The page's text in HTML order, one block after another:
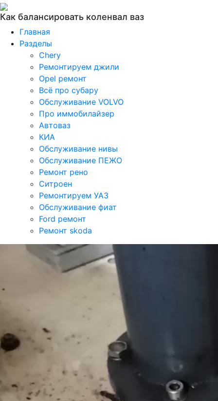
Как балансировать коленвал ваз
Главная
Разделы
Chery
Ремонтируем джили
Opel ремонт
Всё про субару
Обслуживание VOLVO
Про иммобилайзер
Автоваз
КИА
Обслуживание нивы
Обслуживание ПЕЖО
Ремонт рено
Ситроен
Ремонтируем УАЗ
Обслуживание фиат
Ford ремонт
Ремонт skoda